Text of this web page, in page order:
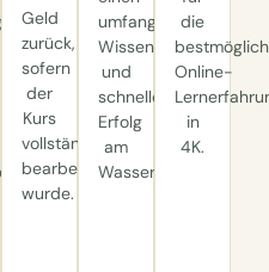
Geld
zurück,
sofern
der
Kurs
vollständig
bearbeitet
wurde.
umfangreicheren
Wissensschatz
und
schnelleren
Erfolg
am
Wasser.
die
Online-
in
4K.